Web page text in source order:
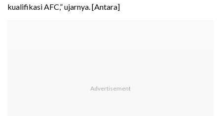
kualifikasi AFC,” ujarnya. [Antara]